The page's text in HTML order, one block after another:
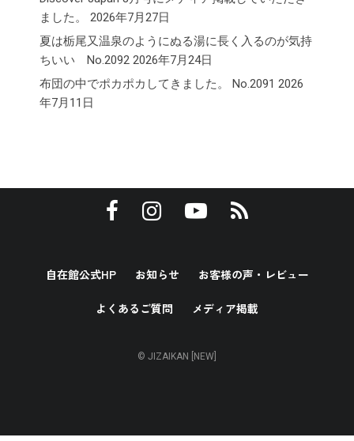
ました。
2026年7月27日
夏は栃尾又温泉のようにぬる湯に長く入るのが気持
ちいい No.2092 2026年7月24日
布団の中でポカポカしてきました。 No.2091 2026
年7月11日
自在館公式HP お知らせ お客様の声・レビュー
よくあるご質問 メディア掲載
© JIZAIKAN [NEW]